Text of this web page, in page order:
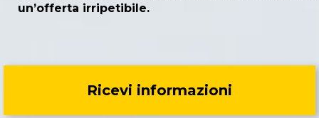
un’offerta irripetibile.
Ricevi informazioni